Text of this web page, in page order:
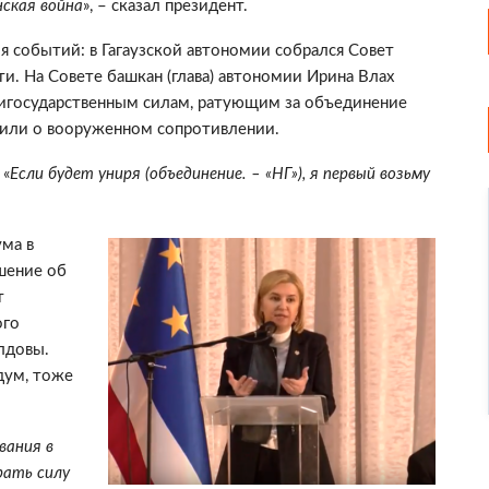
война», – сказал президент.
событий: в Гагаузской автономии собрался Совет
На Совете башкан (глава) автономии Ирина Влах
силам, ратующим за объединение
о вооруженном сопротивлении.
Если будет униря (объединение. – «НГ»), я первый возьму
в
об
тоже
в
силу